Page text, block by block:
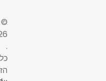
©
.
כל